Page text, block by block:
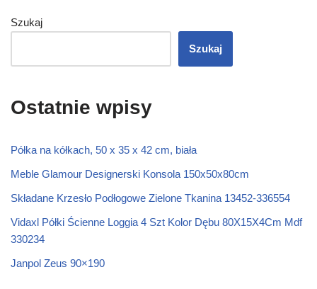
Szukaj
Szukaj
Ostatnie wpisy
Półka na kółkach, 50 x 35 x 42 cm, biała
Meble Glamour Designerski Konsola 150x50x80cm
Składane Krzesło Podłogowe Zielone Tkanina 13452-336554
Vidaxl Półki Ścienne Loggia 4 Szt Kolor Dębu 80X15X4Cm Mdf
330234
Janpol Zeus 90×190